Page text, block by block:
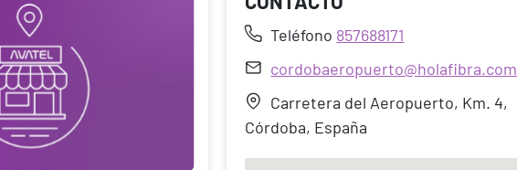
Teléfono 857688171
cordobaeropuerto@holafibra.com
Carretera del Aeropuerto, Km. 4,
Córdoba, España